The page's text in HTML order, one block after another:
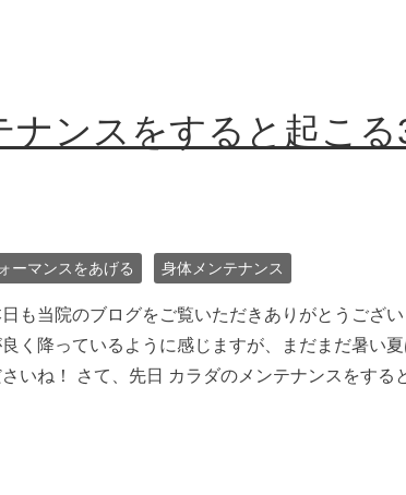
ナンスをすると起こ
ーマンスをあげる 身体メンテナンス
も当院のブログをご覧いただきありがとうござ
良く降っているように感じますが、まだまだ暑い
さいね！ さて、先日 カラダのメンテナンスをする